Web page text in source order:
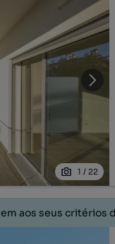
1 / 22
aos seus